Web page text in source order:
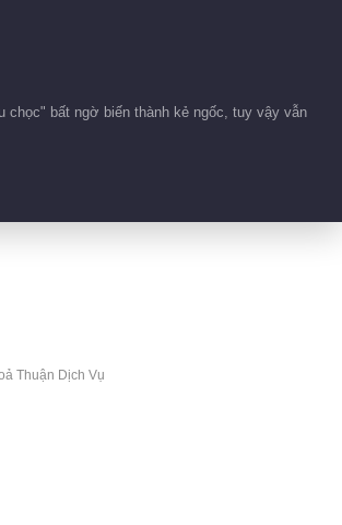
02:03
01:42
viên
chọc" bất ngờ biến thành kẻ ngốc, tuy vậy vẫn
Thuận Dịch Vụ